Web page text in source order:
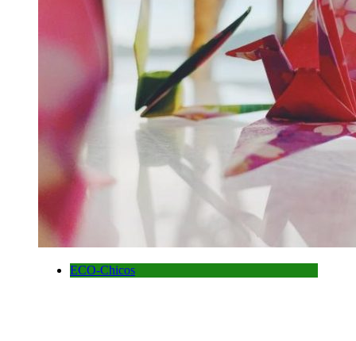
ECO-Chicos